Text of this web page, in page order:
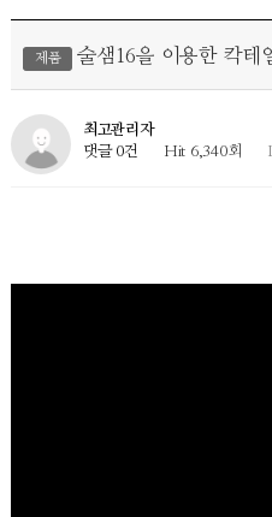
제품 술샘16을 이용한 칵테
최고관리자
댓글 0건
Hit 6,340회